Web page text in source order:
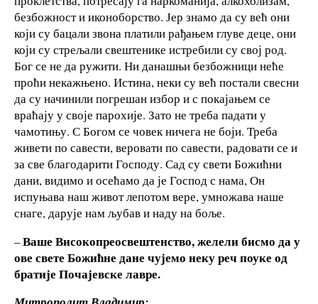
безбожност и иконоборство. Јер знамо да су већ они
који су бацали звона платили рађањем глуве деце, они
који су стрељали свештенике истребили су свој род.
Бог се не да ружити. Ни данашњи безбожници неће
проћи некажњено. Истина, неки су већ постали свесни
да су начинили погрешан избор и с покајањем се
враћају у своје парохије. Зато не треба падати у
чамотињу. С Богом се човек ничега не боји. Треба
живети по савести, веровати по савести, радовати се и
за све благодарити Господу. Сад су свети Божићни
дани, видимо и осећамо да је Господ с нама, Он
испуњава наш живот лепотом вере, умножава наше
снаге, дарује нам љубав и наду на боље.
–Ваше Високопреосвештенство, желели бисмо да у
ове свете Божићне дане чујемо неку реч поуке од
братије Почајевске лавре.